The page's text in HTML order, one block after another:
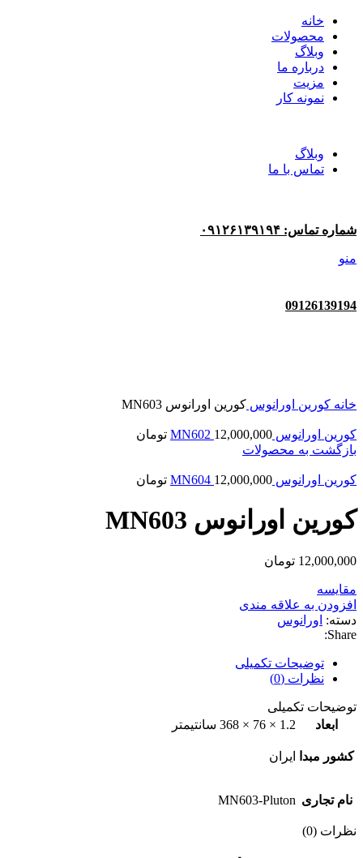
خانه
محصولات
وبلاگ
درباره ما
مزیت
نمونه کار
وبلاگ
تماس با ما
شماره تماس: ۰۹۱۲۶۱۳۹۱۹۴
منو
09126139194
خانه کورین اورانوس کورین اورانوس MN603
کورین اورانوس MN602 12,000,000
تومان
بازگشت به محصولات
کورین اورانوس MN604 12,000,000 تومان
کورین اورانوس MN603
12,000,000 تومان
مقایسه
افزودن به علاقه مندی
دسته: اورانوس
Share:
توضیحات تکمیلی
نظرات (0)
توضیحات تکمیلی
ابعاد
1.2 × 76 × 368 سانتیمتر
کشور مبدا ایران
نام تجاری MN603-Pluton
نظرات (0)